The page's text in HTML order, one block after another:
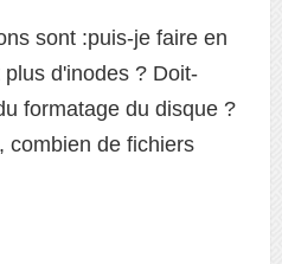
sont :puis-je faire en
d'inodes ? Doit-
formatage du disque ?
combien de fichiers